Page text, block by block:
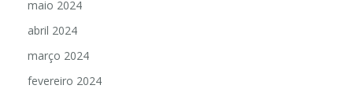
maio 2024
abril 2024
março 2024
fevereiro 2024